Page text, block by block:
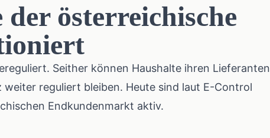
österreichische
Seither können Haushalte ihren Lieferanten
reguliert bleiben. Heute sind laut E-Control
Endkundenmarkt aktiv.